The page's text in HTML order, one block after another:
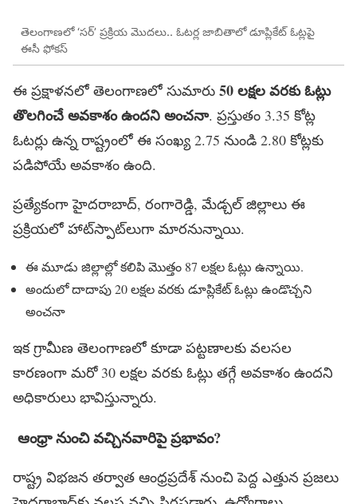
తెలంగాణలో ‘సర్’ ప్రక్రియ మొదలు.. ఓటర్ల జాబితాలో డూప్లికేట్ ఓట్లపై
ఈసీ ఫోకస్
ఈ ప్రక్షాళనలో తెలంగాణలో సుమారు 50లక్షలవరకుఓట్లు
తొలగించేఅవకాశంఉందనిఅంచనా. ప్రస్తుతం 3.35 కోట్ల
ఓటర్లు ఉన్న రాష్ట్రంలో ఈ సంఖ్య 2.75 నుండి 2.80 కోట్లకు
పడిపోయే అవకాశం ఉంది.
ప్రత్యేకంగా హైదరాబాద్, రంగారెడ్డి, మేడ్చల్ జిల్లాలు ఈ
ప్రక్రియలో హాట్‌స్పాట్‌లుగా మారనున్నాయి.
ఈ మూడు జిల్లాల్లో కలిపి మొత్తం 87 లక్షల ఓట్లు ఉన్నాయి.
అందులో దాదాపు20 లక్షల వరకు డూప్లికేట్ ఓట్లు ఉండొచ్చని
అంచనా
ఇక గ్రామీణ తెలంగాణలో కూడా పట్టణాలకు వలసల
కారణంగా మరో 30 లక్షల వరకు ఓట్లు తగ్గే అవకాశం ఉందని
అధికారులు భావిస్తున్నారు.
ఆంధ్రానుంచివచ్చినవారిపైప్రభావం?
రాష్ట్ర విభజన తర్వాత ఆంధ్రప్రదేశ్ నుంచి పెద్ద ఎత్తున ప్రజలు